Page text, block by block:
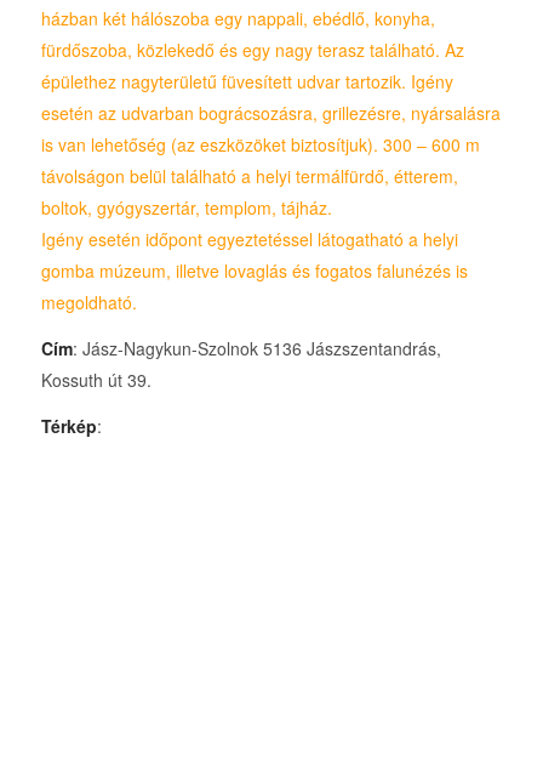
házban két hálószoba egy nappali, ebédlő, konyha,
fürdőszoba, közlekedő és egy nagy terasz található. Az
épülethez nagyterületű füvesített udvar tartozik. Igény
esetén az udvarban bográcsozásra, grillezésre, nyársalásra
is van lehetőség (az eszközöket biztosítjuk). 300 – 600 m
távolságon belül található a helyi termálfürdő, étterem,
boltok, gyógyszertár, templom, tájház.
Igény esetén időpont egyeztetéssel látogatható a helyi
gomba múzeum, illetve lovaglás és fogatos falunézés is
megoldható.
Cím: Jász-Nagykun-Szolnok 5136 Jászszentandrás,
Kossuth út 39.
Térkép: